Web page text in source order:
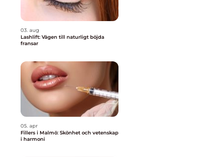
03. aug
Lashlift: Vägen till naturligt böjda
fransar
05. apr
Fillers i Malmö: Skönhet och vetenskap
i harmoni